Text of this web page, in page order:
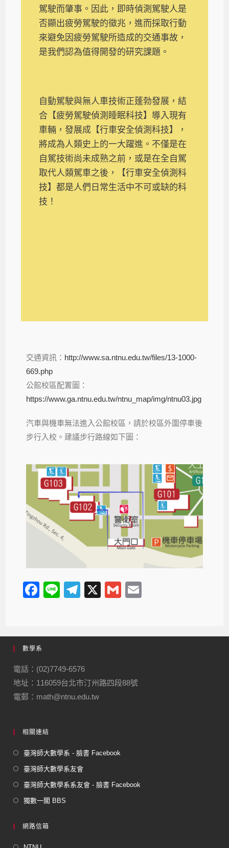
駕駛而肇事。因此，即時偵測駕駛人是
否顯出疲勞駕駛的徵兆，進而採取行動
來避免因疲勞駕駛所造成的交通事故，
是我們認為值得開發的研究課題。
自動駕駛與無人車技術正蓬勃發展，結
合【疲勞駕駛偵測睡眠科技】導入現有
車輛，發展成【行車安全偵測科技】，
將成為人類史上的一大躍進。不僅是在
自駕技術尚未成熟之前，或是在全自駕
取代人類駕車之後，【行車安全偵測科
技】都是人們日常生活中不可或缺的科
技！
交通資訊： http://www.sa.ntnu.edu.tw/files/13-1000-
669.php
公館校區配置圖：
https://www.ga.ntnu.edu.tw/ntnu_map/img/ntnu03.jpg
汽車與機車無法進入公館校區，請於校區外圍停車後
步行入校。建議步行路線如下圖：
F
e
b
o
o
k
Li
T
gr
m
X
G
數學系
電話：(02)7749-6576
地址：116059台北市汀州路四段88號
電郵：math@ntnu.edu.tw
相關連結
臺灣師大數學系 - 臉書 Facebook
臺灣師大數學系友會
臺灣師大數學系系友會 - 臉書 Facebook
獨數一閣 BBS
網路信箱